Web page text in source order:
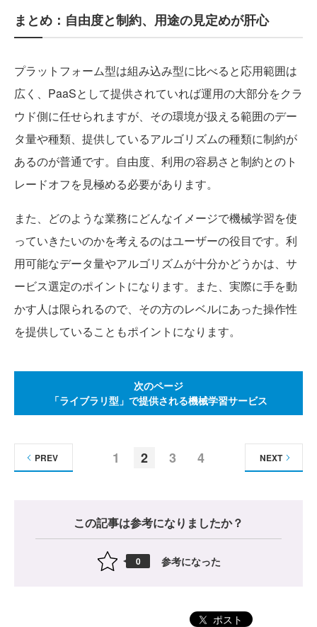
まとめ：自由度と制約、用途の見定めが肝心
プラットフォーム型は組み込み型に比べると応用範囲は
広く、PaaSとして提供されていれば運用の大部分をクラ
ウド側に任せられますが、その環境が扱える範囲のデー
タ量や種類、提供しているアルゴリズムの種類に制約が
あるのが普通です。自由度、利用の容易さと制約とのト
レードオフを見極める必要があります。
また、どのような業務にどんなイメージで機械学習を使
っていきたいのかを考えるのはユーザーの役目です。利
用可能なデータ量やアルゴリズムが十分かどうかは、サ
ービス選定のポイントになります。また、実際に手を動
かす人は限られるので、その方のレベルにあった操作性
を提供していることもポイントになります。
次のページ
「ライブラリ型」で提供される機械学習サービス
1 2 3 4
PREV NEXT
この記事は参考になりましたか？
0 参考になった
ポスト